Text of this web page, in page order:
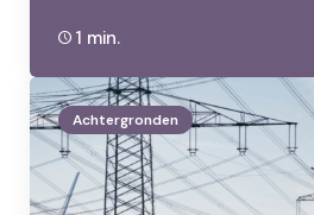
1 min.
Achtergronden